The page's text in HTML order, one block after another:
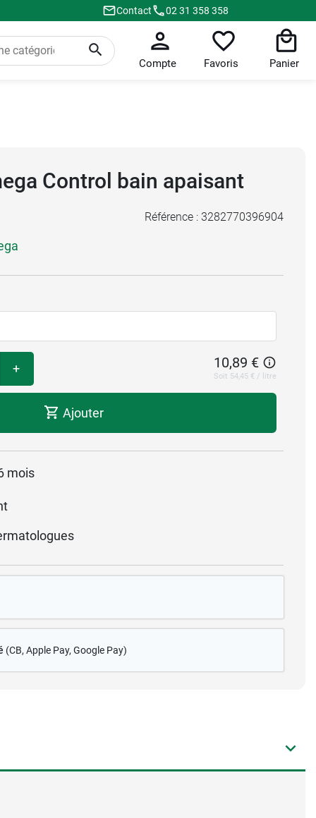
Contact 02 31 358 358
Compte Favoris Panier
Control bain apaisant
Référence : 3282770396904
+ 10,89 €
Soit 54,45 € / litre
Ajouter
mois
(CB, Apple Pay, Google Pay)